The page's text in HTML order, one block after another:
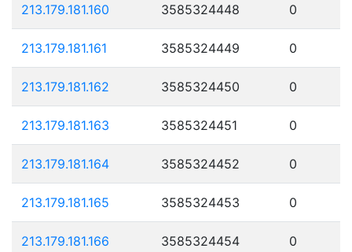
213.179.181.160 3585324448 0
213.179.181.161 3585324449 0
213.179.181.162 3585324450 0
213.179.181.163 3585324451 0
213.179.181.164 3585324452 0
213.179.181.165 3585324453 0
213.179.181.166 3585324454 0